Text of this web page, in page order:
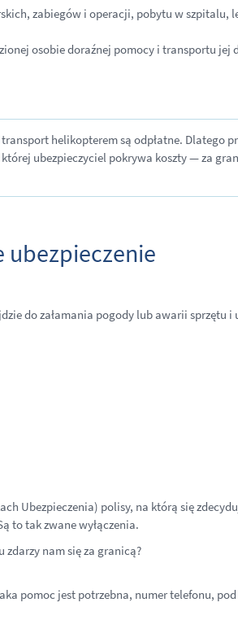
zabiegów i operacji, pobytu w szpitalu,
osobie doraźnej pomocy i transportu jej
helikopterem są odpłatne. Dlatego
ubezpieczyciel pokrywa koszty — za
ubezpieczenie
do załamania pogody lub awarii sprzętu i
Ubezpieczenia) polisy, na którą się
to tak zwane wyłączenia.
nam się za granicą?
pomoc jest potrzebna, numer telefonu,